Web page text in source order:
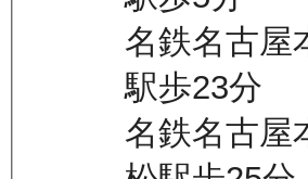
名鉄名古屋
駅歩23分
名鉄名古屋